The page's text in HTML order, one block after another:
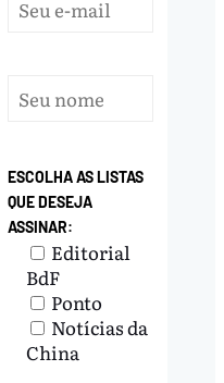
ESCOLHA AS LISTAS
QUE DESEJA
ASSINAR:
Editorial
BdF
Ponto
Notícias da
China